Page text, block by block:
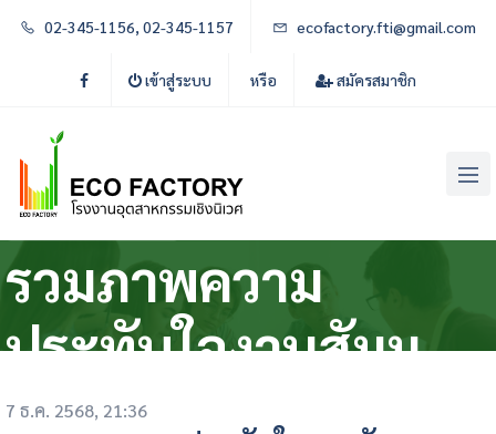
02-345-1156, 02-345-1157 ecofactory.fti@gmail.com
เข้าสู่ระบบ หรือ สมัครสมาชิก
รวมภาพความ
ประทับใจงานสัมมนา
ประจำปี Eco
7 ธ.ค. 2568, 21:36